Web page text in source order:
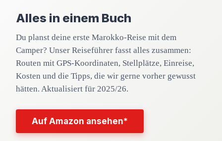
Alles in einem Buch
Du planst deine erste Marokko-Reise mit dem
Camper? Unser Reiseführer fasst alles zusammen:
Routen mit GPS-Koordinaten, Stellplätze, Einreise,
Kosten und die Tipps, die wir gerne vorher gewusst
hätten. Aktualisiert für 2025/26.
Auf Amazon ansehen*